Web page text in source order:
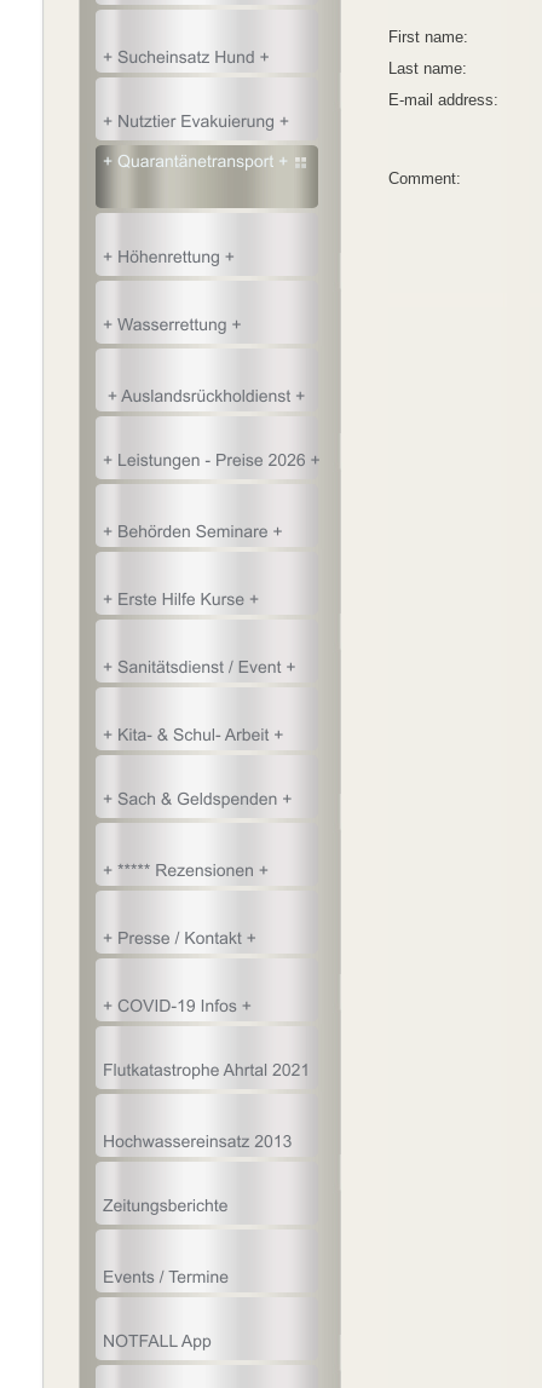
First name:
Last name:
E-mail address:
Comment: